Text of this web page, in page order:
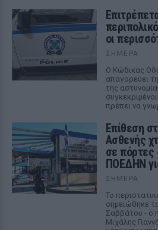
οι
ΣΉΜΕΡΑ
Ο Κώδικας
απαγορεύει
της
πρέπει να
Επίθεση
Ασθενής
σε πόρτες
ΠΟΕΔΗΝ
ΣΉΜΕΡΑ
Το
σημειώθηκε
Σαββάτου - ο
Μιχάλης